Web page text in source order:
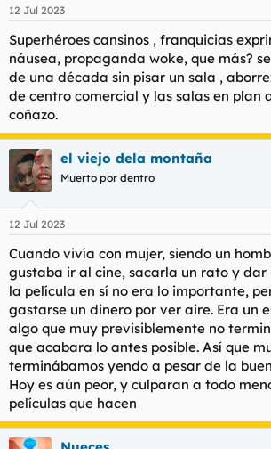
e
:
12 Jul 2023
Superhéroes cansinos , franquicias
náusea, propaganda woke, que más?
de una década sin pisar un sala ,
de centro comercial y las salas en plan
coñazo.
el viejo dela montaña
Muerto por dentro
12 Jul 2023
Cuando vivía con mujer, siendo un
gustaba ir al cine, sacarla un rato y dar
la película en sí no era lo importante,
gastarse un dinero por ver aire. Era un
algo que muy previsiblemente no
que acabara lo antes posible. Así que
terminábamos yendo a pesar de la
Hoy es aún peor, y culparan a todo
películas que hacen